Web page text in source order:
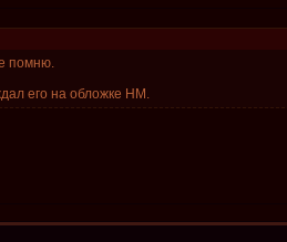
помню.
его на обложке НМ.